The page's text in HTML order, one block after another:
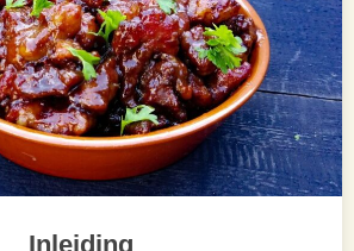
Inleiding